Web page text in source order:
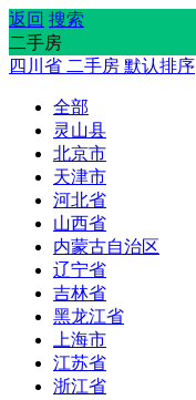
返回 搜索
二手房
四川省 二手房 默认排序
全部
灵山县
北京市
天津市
河北省
山西省
内蒙古自治区
辽宁省
吉林省
黑龙江省
上海市
江苏省
浙江省